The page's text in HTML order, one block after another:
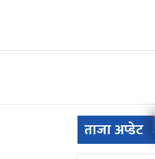
ताजा अप्डेट